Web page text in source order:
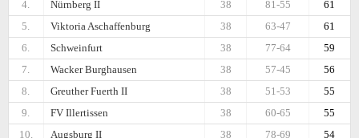
4.
Nürnberg II 61
81-55
38
5.
Viktoria Aschaffenburg 61
63-47
38
6.
Schweinfurt 59
77-64
38
7.
Wacker Burghausen 56
57-45
38
8.
Greuther Fuerth II 55
51-53
38
9.
FV Illertissen 55
60-65
38
10.
Augsburg II 54
78-69
38